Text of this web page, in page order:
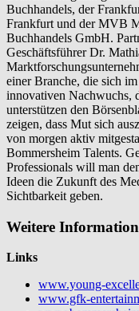
Buchhandels, der
Frankfurt und der MVB
Buchhandels GmbH.
Geschäftsführer Dr.
einer Branche, die sich
innovativen Nachwuchs,
unterstützen den
zeigen, dass Mut sich
von morgen aktiv
Bommersheim Talents.
Professionals will man
Ideen die Zukunft des
Sichtbarkeit geben.
Weitere
Links
www.young-
www.gfk-